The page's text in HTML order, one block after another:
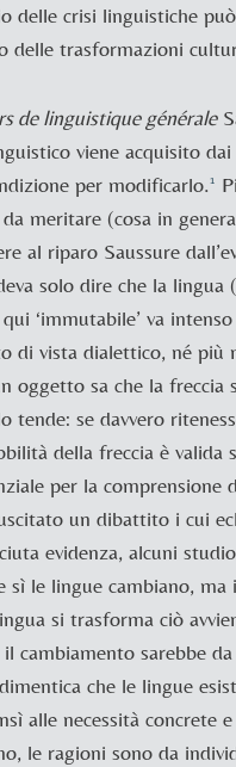
delle crisi linguistiche
delle trasformazioni
de linguistique générale
viene acquisito
per modificarlo. 1
meritare (cosa in
al riparo Saussure
solo dire che la lingua (
‘immutabile’ va intenso
di vista dialettico, né più
oggetto sa che la
tende: se davvero
della freccia è
per la
un dibattito i cui
evidenza, alcuni
sì le lingue cambiano,
si trasforma ciò
cambiamento sarebbe
che le lingue
alle necessità
le ragioni sono da